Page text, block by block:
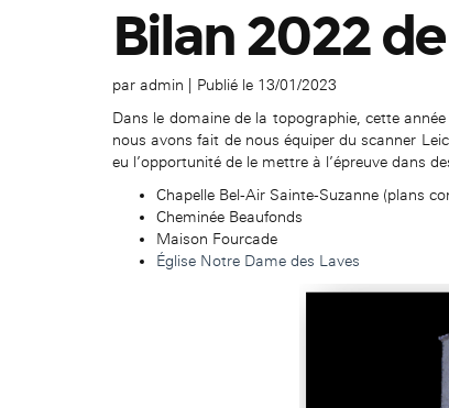
Bilan 2022
par admin
Publié le 13/01/2023
Dans le domaine de la topographie, cette
nous avons fait de nous équiper du scanner
eu l’opportunité de le mettre à l’épreuve dans
Chapelle Bel-Air Sainte-Suzanne (plans
Cheminée Beaufonds
Maison Fourcade
Église Notre Dame des Laves